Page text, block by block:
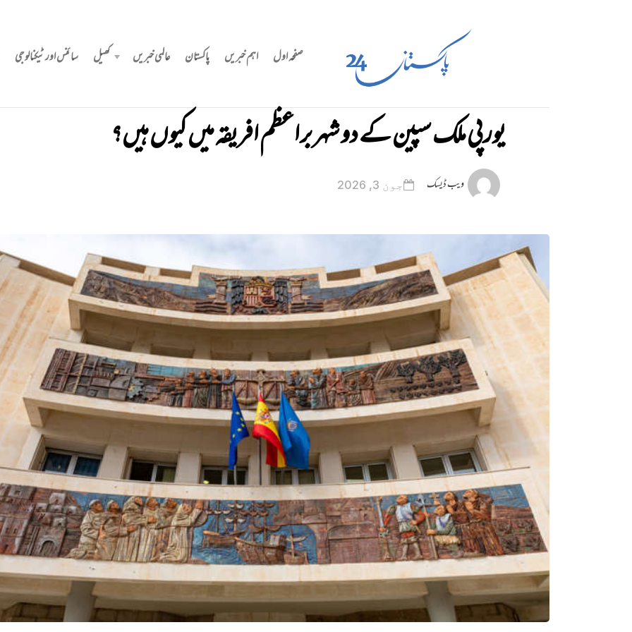
صفحہ اول اہم خبریں پاکستان عالمی خبریں کھیل سائنس اور ٹیکنالوجی
یورپی ملک سپین کے دو شہر براعظم افریقہ میں‌ کیوں‌ ہیں؟
ویب ڈیسک جون 3, 2026